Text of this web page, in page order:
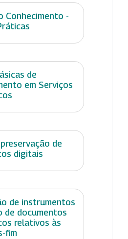
Conhecimento -
de
em Serviços
de
digitais
de instrumentos
de documentos
relativos às
fim